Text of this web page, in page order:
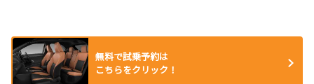
無料で試乗予約は
こちらをクリック！